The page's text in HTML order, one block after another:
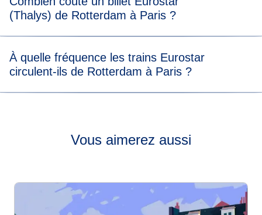
mais il faut pouvoir transporter tous vos bagages et les
(Thalys) de Rotterdam à Paris ?
À quelle fréquence les trains Eurostar
circulent-ils de Rotterdam à Paris ?
Vous aimerez aussi